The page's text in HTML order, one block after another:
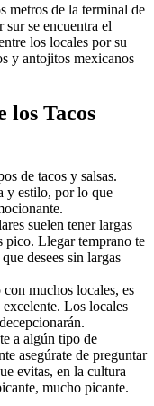
metros de la terminal de
se encuentra el
los locales por su
y antojitos mexicanos
los Tacos
de tacos y salsas.
y estilo, por lo que
suelen tener largas
pico. Llegar temprano te
desees sin largas
muchos locales, es
Los locales
a algún tipo de
asegúrate de preguntar
evitas, en la cultura
mucho picante.